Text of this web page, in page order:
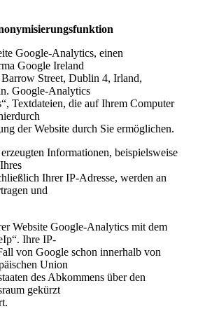
Google-Analytics, einen
Google Ireland
Street, Dublin 4, Irland,
Google-Analytics
Textdateien, die auf Ihrem Computer
der Website durch Sie ermöglichen.
Informationen, beispielsweise
Ihrer IP-Adresse, werden an
und
Website Google-Analytics mit dem
Ihre IP-
von Google schon innerhalb von
Union
des Abkommens über den
gekürzt